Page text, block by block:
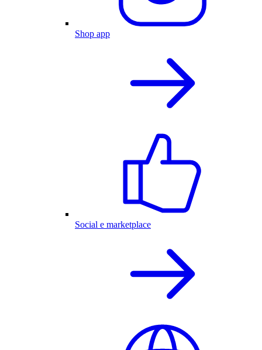
Shop app
Social e marketplace